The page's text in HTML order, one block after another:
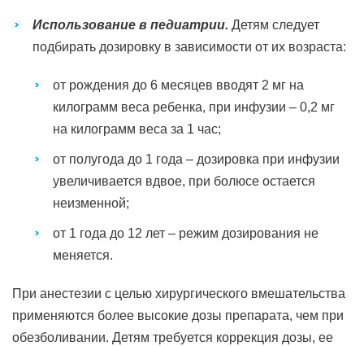
Использование в педиатрии. Детям следует
подбирать дозировку в зависимости от их возраста:
от рождения до 6 месяцев вводят 2 мг на
килограмм веса ребенка, при инфузии – 0,2 мг
на килограмм веса за 1 час;
от полугода до 1 года – дозировка при инфузии
увеличивается вдвое, при болюсе остается
неизменной;
от 1 года до 12 лет – режим дозирования не
меняется.
При анестезии с целью хирургического вмешательства
применяются более высокие дозы препарата, чем при
обезболивании. Детям требуется коррекция дозы, ее